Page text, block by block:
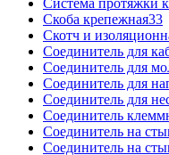
Скоба крепежная33
Скотч и
Соединитель для
Соединитель для
Соединитель для
Соединитель для
Соединитель
Соединитель на
Соединитель на